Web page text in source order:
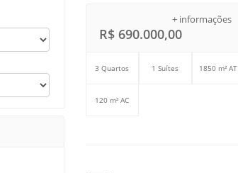
+ informações
R$ 690.000,00
3 Quartos 1 Suítes 1850 m² AT
120 m² AC